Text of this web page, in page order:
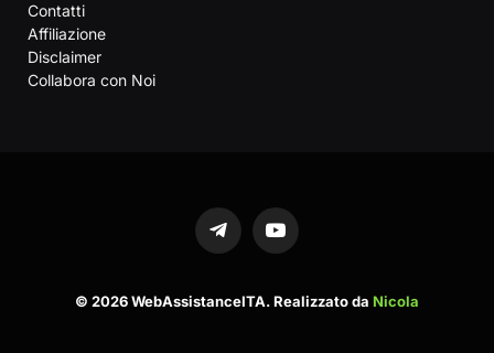
Contatti
Affiliazione
Disclaimer
Collabora con Noi
TelegramYouTube
© 2026 WebAssistanceITA. Realizzato da Nicola